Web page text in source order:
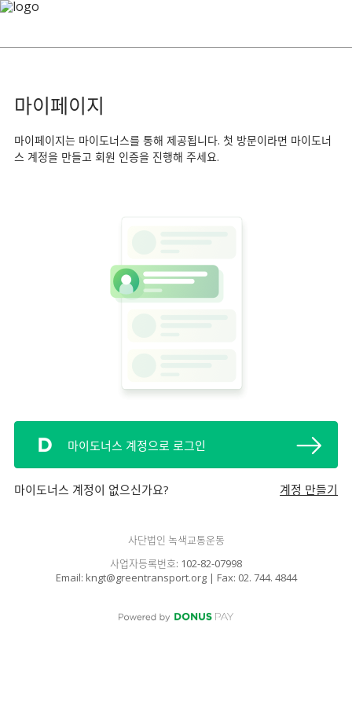
마이페이지
마이페이지는 마이도너스를 통해 제공됩니다. 첫 방문이라면 마이도너
스 계정을 만들고 회원 인증을 진행해 주세요.
마이도너스 계정으로 로그인
마이도너스 계정이 없으신가요? 계정 만들기
사단법인 녹색교통운동
사업자등록번호: 102-82-07998
Email: kngt@greentransport.org | Fax: 02. 744. 4844